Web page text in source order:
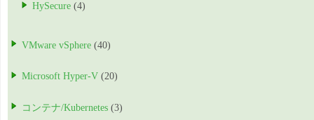
HySecure (4)
VMware vSphere (40)
Microsoft Hyper-V (20)
コンテナ/Kubernetes (3)